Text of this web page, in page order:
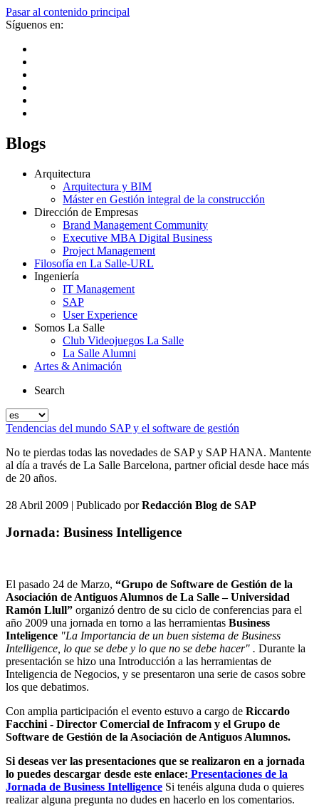
Pasar al contenido principal
Síguenos en:
Blogs
Arquitectura
Arquitectura y BIM
Máster en Gestión integral de la construcción
Dirección de Empresas
Brand Management Community
Executive MBA Digital Business
Project Management
Filosofía en La Salle-URL
Ingeniería
IT Management
SAP
User Experience
Somos La Salle
Club Videojuegos La Salle
La Salle Alumni
Artes & Animación
Search
Tendencias del mundo SAP y el software de gestión
No te pierdas todas las novedades de SAP y SAP HANA. Mantente
al día a través de La Salle Barcelona, partner oficial desde hace más
de 20 años.
28 Abril 2009 | Publicado porRedacción Blog de SAP
Jornada: Business Intelligence
El pasado 24 de Marzo, “Grupo de Software de Gestión de la
Asociación de Antiguos Alumnos de La Salle – Universidad
Ramón Llull” organizó dentro de su ciclo de conferencias para el
año 2009 una jornada en torno a las herramientas Business
Inteligence "La Importancia de un buen sistema de Business
Intelligence, lo que se debe y lo que no se debe hacer" . Durante la
presentación se hizo una Introducción a las herramientas de
Inteligencia de Negocios, y se presentaron una serie de casos sobre
los que debatimos.
Con amplia participación el evento estuvo a cargo de Riccardo
Facchini - Director Comercial de Infracom y el Grupo de
Software de Gestión de la Asociación de Antiguos Alumnos.
Si deseas ver las presentaciones que se realizaron en a jornada
lo puedes descargar desde este enlace: Presentaciones de la
Jornada de Business Intelligence Si tenéis alguna duda o quieres
realizar alguna pregunta no dudes en hacerlo en los comentarios.